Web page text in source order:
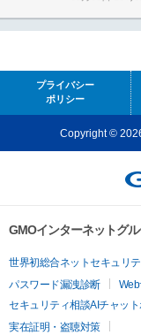
プライバシー
ポリシー
Copyright ©
GMOインターネットグ
世界初総合ネットセキュリ
パスワード漏洩診断
セキュリティ相談AIチャット
実在証明・盗聴対策